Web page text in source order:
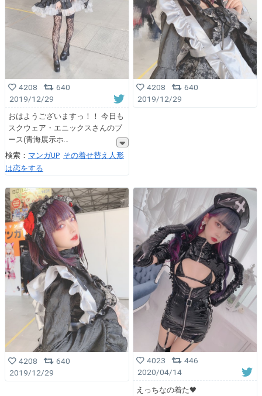
4208
640
2019/12/29
おはようございますっ！！ 今日も
スクウェア・エニックスさんのブ
ース(青海展示ホ
検索： マンガUP その着せ替え人形
は恋をする
4208
640
2019/12/29
4208
640
2019/12/29
4023
446
2020/04/14
えっちなの着た🖤